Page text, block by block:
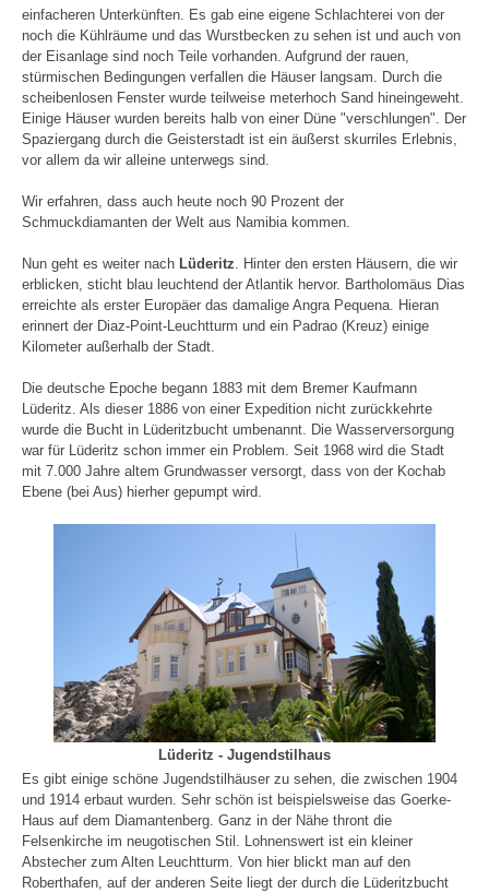
einfacheren Unterkünften. Es gab eine eigene Schlachterei von der
noch die Kühlräume und das Wurstbecken zu sehen ist und auch von
der Eisanlage sind noch Teile vorhanden. Aufgrund der rauen,
stürmischen Bedingungen verfallen die Häuser langsam. Durch die
scheibenlosen Fenster wurde teilweise meterhoch Sand hineingeweht.
Einige Häuser wurden bereits halb von einer Düne "verschlungen". Der
Spaziergang durch die Geisterstadt ist ein äußerst skurriles Erlebnis,
vor allem da wir alleine unterwegs sind.
Wir erfahren, dass auch heute noch 90 Prozent der
Schmuckdiamanten der Welt aus Namibia kommen.
Nun geht es weiter nach Lüderitz. Hinter den ersten Häusern, die wir
erblicken, sticht blau leuchtend der Atlantik hervor. Bartholomäus Dias
erreichte als erster Europäer das damalige Angra Pequena. Hieran
erinnert der Diaz-Point-Leuchtturm und ein Padrao (Kreuz) einige
Kilometer außerhalb der Stadt.
Die deutsche Epoche begann 1883 mit dem Bremer Kaufmann
Lüderitz. Als dieser 1886 von einer Expedition nicht zurückkehrte
wurde die Bucht in Lüderitzbucht umbenannt. Die Wasserversorgung
war für Lüderitz schon immer ein Problem. Seit 1968 wird die Stadt
mit 7.000 Jahre altem Grundwasser versorgt, dass von der Kochab
Ebene (bei Aus) hierher gepumpt wird.
Lüderitz - Jugendstilhaus
Es gibt einige schöne Jugendstilhäuser zu sehen, die zwischen 1904
und 1914 erbaut wurden. Sehr schön ist beispielsweise das Goerke-
Haus auf dem Diamantenberg. Ganz in der Nähe thront die
Felsenkirche im neugotischen Stil. Lohnenswert ist ein kleiner
Abstecher zum Alten Leuchtturm. Von hier blickt man auf den
Roberthafen, auf der anderen Seite liegt der durch die Lüderitzbucht